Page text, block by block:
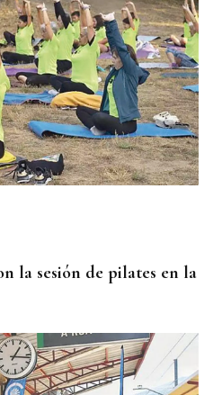
a su expareja,
de Llanes y muere
la sesión de pilates en la